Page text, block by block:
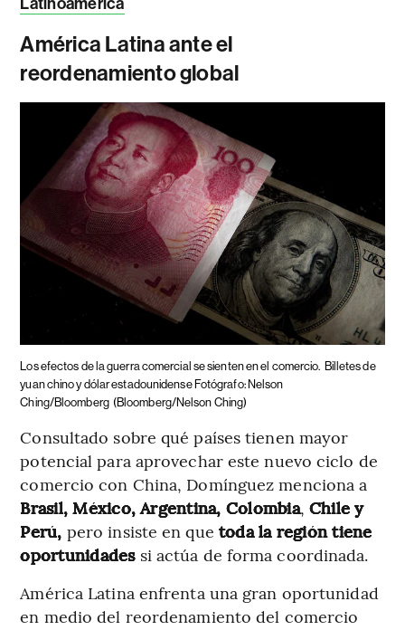
América Latina ante el
reordenamiento global
Los efectos de la guerra comercial se sienten en el comercio. Billetes de
yuan chino y dólar estadounidense Fotógrafo: Nelson
Ching/Bloomberg (Bloomberg/Nelson Ching)
Consultado sobre qué países tienen mayor
potencial para aprovechar este nuevo ciclo de
comercio con China, Domínguez menciona a
Brasil, México, Argentina, Colombia, Chile y
Perú, pero insiste en que toda la región tiene
oportunidadessi actúa de forma coordinada.
América Latina enfrenta una gran oportunidad
en medio del reordenamiento del comercio